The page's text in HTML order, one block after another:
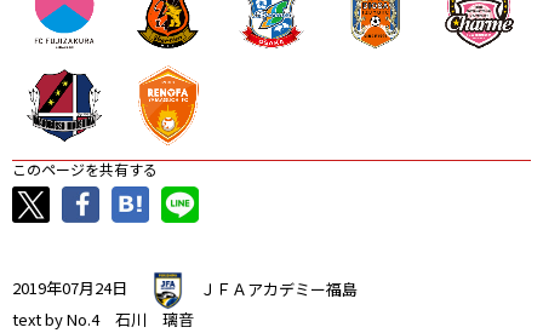
このページを共有する
2019年07月24日
ＪＦＡアカデミー福島
text by No.4 石川 璃音